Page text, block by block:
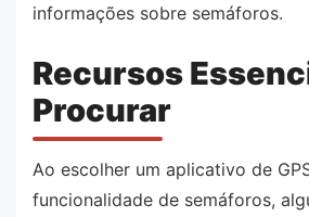
informações sobre semáforos.
Recursos
Procurar
Ao escolher um aplicativo de
funcionalidade de semáforos,